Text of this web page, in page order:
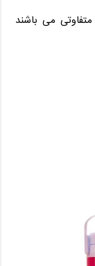
می باشند